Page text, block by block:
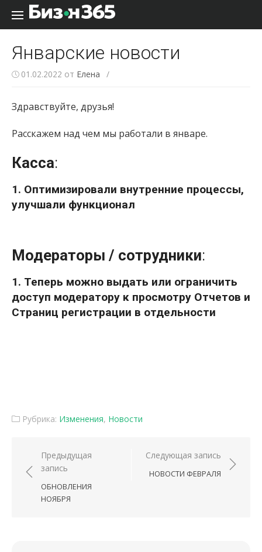
Перейти к содержанию
Январские новости
01.02.2022 от Елена /
Здравствуйте, друзья!
Расскажем над чем мы работали в январе.
Касса:
1. Оптимизировали внутренние процессы,
улучшали функционал
Модераторы / сотрудники:
1. Теперь можно выдать или ограничить
доступ модератору к просмотру Отчетов и
Страниц регистрации в отдельности
Рубрика: Изменения, Новости
Навигация по записям
Предыдущая
запись
ОБНОВЛЕНИЯ
НОЯБРЯ
Следующая запись
НОВОСТИ ФЕВРАЛЯ